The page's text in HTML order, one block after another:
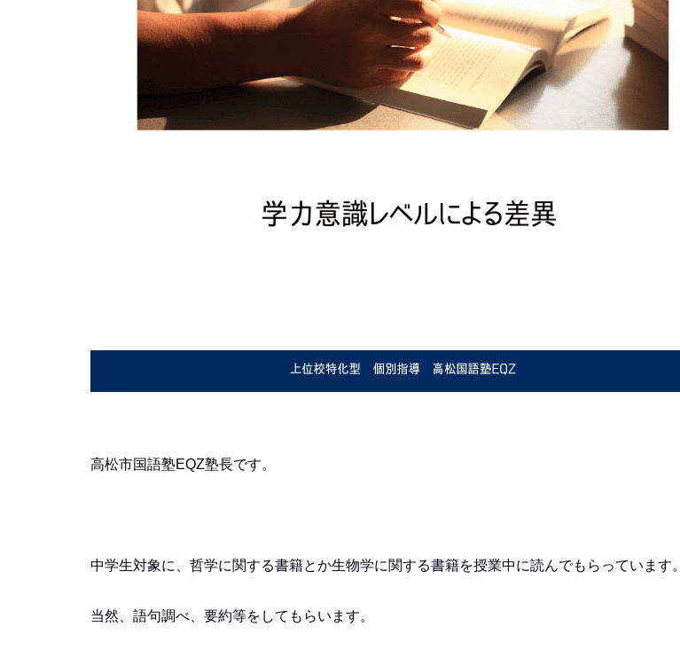
高松市国語塾EQZ塾長です。
中学生対象に、哲学に関する書籍とか生物学に関する書籍を授業中に読んでもらっています。
当然、語句調べ、要約等をしてもらいます。